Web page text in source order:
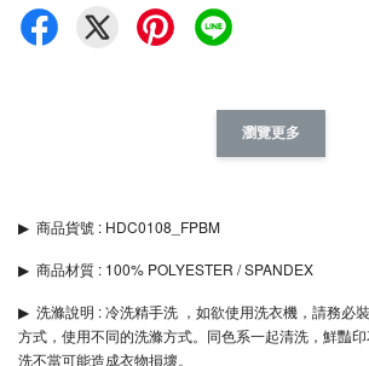
瀏覽更多
▶︎ 商品貨號 : HDC0108_FPBM
▶︎ 商品材質 : 100% POLYESTER / SPANDEX
▶︎ 洗滌說明 : 冷洗精手洗 ，如欲使用洗衣機，請務必
方式，使用不同的洗滌方式。同色系一起清洗，鮮豔
洗不當可能造成衣物損壞。